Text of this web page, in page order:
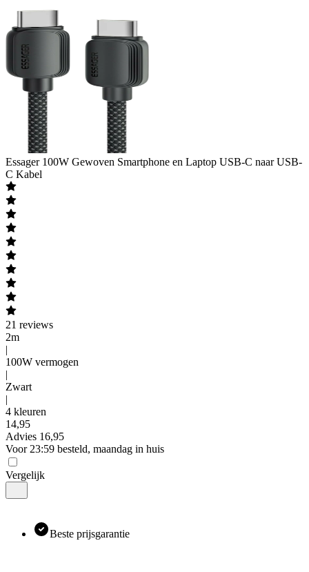
Essager 100W Gewoven Smartphone en Laptop USB-C naar USB-
C Kabel
21 reviews
2m
|
100W vermogen
|
Zwart
|
4 kleuren
14,95
Advies 16,95
Voor 23:59 besteld, maandag in huis
Vergelijk
Beste prijsgarantie